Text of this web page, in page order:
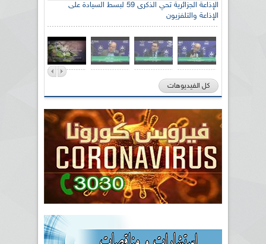
الإذاعة الجزائرية تحي الذكرى 59 لبسط السيادة على
الإذاعة والتلفزيون
كل الفيديوهات